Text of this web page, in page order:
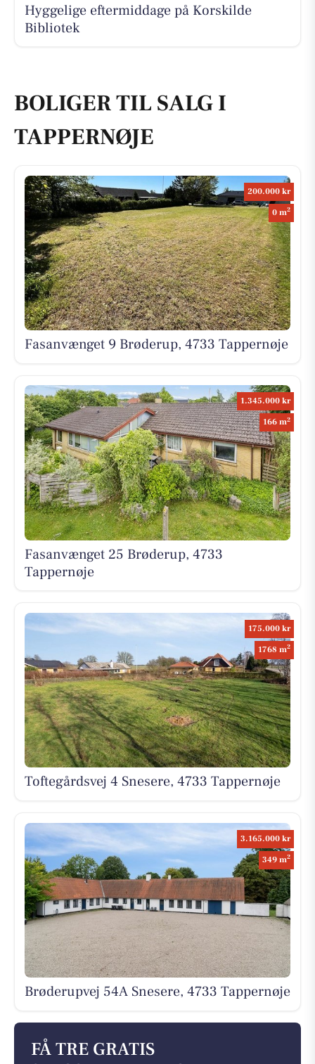
Hyggelige eftermiddage på Korskilde
Bibliotek
BOLIGER TIL SALG I
TAPPERNØJE
200.000 kr
0 m2
Fasanvænget 9 Brøderup, 4733 Tappernøje
1.345.000 kr
166 m2
Fasanvænget 25 Brøderup, 4733
Tappernøje
175.000 kr
1768 m2
Toftegårdsvej 4 Snesere, 4733 Tappernøje
3.165.000 kr
349 m2
Brøderupvej 54A Snesere, 4733 Tappernøje
FÅ TRE GRATIS